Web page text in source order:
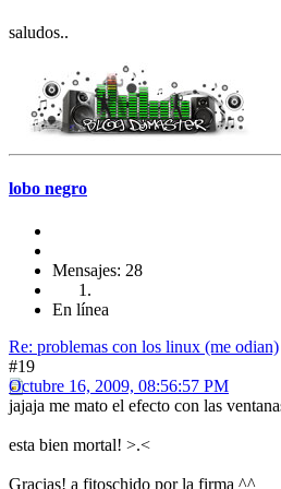
saludos..
lobo negro
Mensajes: 28
En línea
Re: problemas con los linux (me odian)
#19
Octubre 16, 2009, 08:56:57 PM
jajaja me mato el efecto con las
esta bien mortal! >.<
Gracias! a fitoschido por la firma ^^